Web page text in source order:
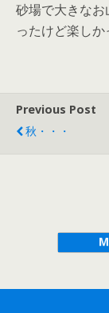
砂場で大きな
ったけど楽しか
Previous Post
秋・・・